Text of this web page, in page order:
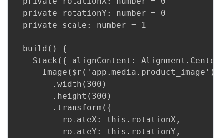
  private rotationY: number = 0
  private scale: number = 1
  build() {
Stack({ alignContent:
      Image($r('app.media.product_image'))
        .width(300)
        .height(300)
        .transform({
          rotateX: this.rotationX,
          rotateY: this.rotationY,